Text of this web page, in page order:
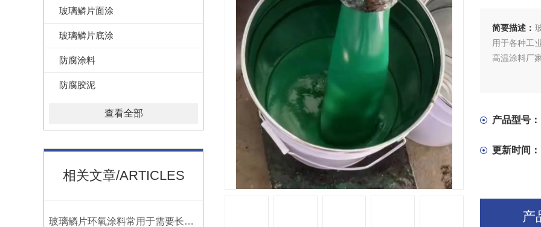
玻璃鳞片面涂
玻璃鳞片底涂
防腐涂料
防腐胶泥
查看全部
相关文章/ARTICLES
玻璃鳞片环氧涂料常用于需要长期防腐蚀保护的场合中
简要描述：
用于各种工
高温涂料厂
产品型号：
更新时间：
产